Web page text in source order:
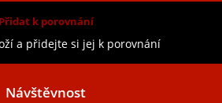
Přidat k porovnání
a přidejte si jej k porovnání
Návštěvnost